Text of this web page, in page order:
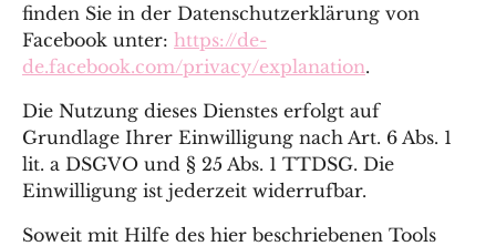
finden Sie in der Datenschutzerklärung von
Facebook unter: https://de-
de.facebook.com/privacy/explanation.
Die Nutzung dieses Dienstes erfolgt auf
Grundlage Ihrer Einwilligung nach Art. 6 Abs. 1
lit. a DSGVO und § 25 Abs. 1 TTDSG. Die
Einwilligung ist jederzeit widerrufbar.
Soweit mit Hilfe des hier beschriebenen Tools